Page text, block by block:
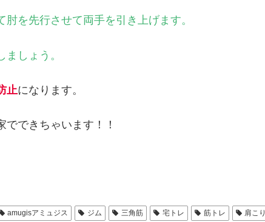
を先行させて両手を引き上げます。
しょう。
止になります。
でできちゃいます！！
amugisアミュジス ジム 三角筋 宅トレ 筋トレ 肩こり